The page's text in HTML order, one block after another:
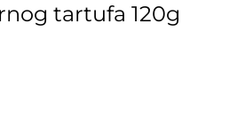
tartufa 120g